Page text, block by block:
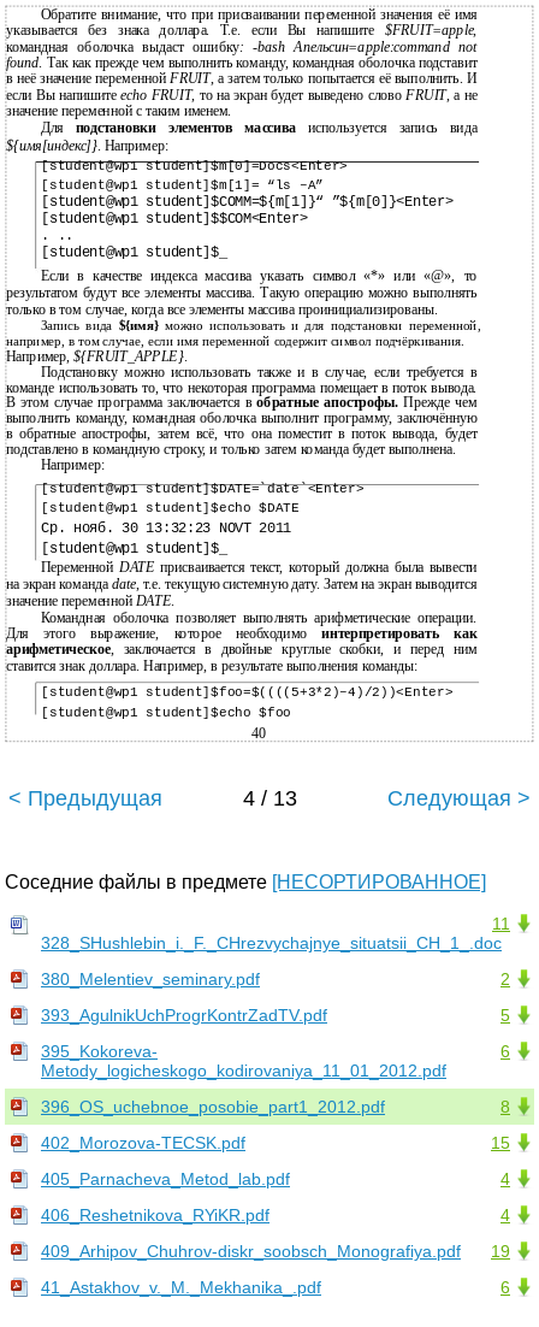
Обратите внимание, что при присваивании переменной значения её имя
указывается без знака доллара. Т.е. если Вы напишите $FRUIT=apple,
командная оболочка выдаст ошибку:-bashАпельсин=apple:command not
found. Так как прежде чем выполнить команду, командная оболочка подставит
в неё значение переменнойFRUIT, а затем только попытается её выполнить. И
если Вы напишитеecho FRUIT, то на экран будет выведено словоFRUIT, а не
значение переменной с таким именем.
Для подстановки элементов массиваиспользуется запись вида
${имя[индекс]}. Например:
[student@wp1 student]$m[0]=Docs<Enter>
[student@wp1 student]$m[1]= “ls –A”
[student@wp1 student]$COMM=${m[1]}“ ”${m[0]}<Enter>
[student@wp1 student]$$COM<Enter>
. ..
[student@wp1 student]$_
Если в качестве индекса массива указать символ «*» или «@», то
результатом будут все элементы массива. Такую операцию можно выполнять
только в том случае, когда все элементы массива проинициализированы.
Запись вида ${имя}можно использовать и для подстановки переменной,
например, в том случае, если имя переменной содержит символ подчёркивания.
Например,${FRUIT_APPLE}.
Подстановку можно использовать также и в случае, если требуется в
команде использовать то, что некоторая программа помещает в поток вывода.
В этом случае программа заключается вобратные апострофы.Прежде чем
выполнить команду, командная оболочка выполнит программу, заключённую
в обратные апострофы, затем всё, что она поместит в поток вывода, будет
подставлено в командную строку, и только затем команда будет выполнена.
Например:
[student@wp1 student]$DATE=`date`<Enter>
[student@wp1 student]$echo $DATE
Ср. нояб. 30 13:32:23 NOVT 2011
[student@wp1 student]$_
ПеременнойDATEприсваивается текст, который должна была вывести
на экран команда date, т.е. текущую системную дату. Затем на экран выводится
значение переменной DATE.
Командная оболочка позволяет выполнять арифметические операции.
Для этого выражение, которое необходимоинтерпретировать как
арифметическое, заключается в двойные круглые скобки, и перед ним
ставится знак доллара. Например, в результате выполнения команды:
[student@wp1 student]$foo=$((((5+3*2)–4)/2))<Enter>
[student@wp1 student]$echo $foo
40
< Предыдущая 4 / 13 Следующая >
Соседние файлы в предмете [НЕСОРТИРОВАННОЕ]
11
328_SHushlebin_i._F._CHrezvychajnye_situatsii_CH_1_.doc
2
380_Melentiev_seminary.pdf
5
393_AgulnikUchProgrKontrZadTV.pdf
6
395_Kokoreva-
Metody_logicheskogo_kodirovaniya_11_01_2012.pdf
8
396_OS_uchebnoe_posobie_part1_2012.pdf
15
402_Morozova-TECSK.pdf
4
405_Parnacheva_Metod_lab.pdf
4
406_Reshetnikova_RYiKR.pdf
19
409_Arhipov_Chuhrov-diskr_soobsch_Monografiya.pdf
6
41_Astakhov_v._M._Mekhanika_.pdf